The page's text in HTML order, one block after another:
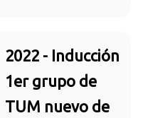
2022 - Inducción
1er grupo de
TUM nuevo de